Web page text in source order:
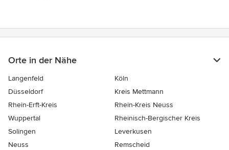
Orte in der Nähe
Langenfeld
Köln
Düsseldorf
Kreis Mettmann
Rhein-Erft-Kreis
Rhein-Kreis Neuss
Wuppertal
Rheinisch-Bergischer Kreis
Solingen
Leverkusen
Neuss
Remscheid